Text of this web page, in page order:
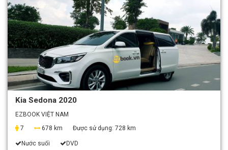
Kia Sedona 2020
EZBOOK VIỆT NAM
7
678 km Được sử dụng: 728 km
Nước suối DVD